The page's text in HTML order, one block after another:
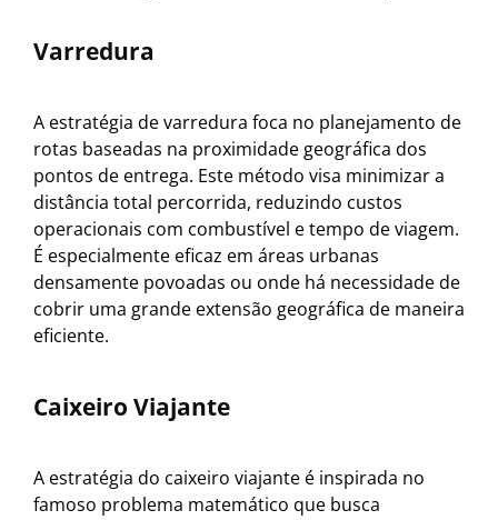
Varredura
A estratégia de varredura foca no planejamento de
rotas baseadas na proximidade geográfica dos
pontos de entrega. Este método visa minimizar a
distância total percorrida, reduzindo custos
operacionais com combustível e tempo de viagem.
É especialmente eficaz em áreas urbanas
densamente povoadas ou onde há necessidade de
cobrir uma grande extensão geográfica de maneira
eficiente.
Caixeiro Viajante
A estratégia do caixeiro viajante é inspirada no
famoso problema matemático que busca